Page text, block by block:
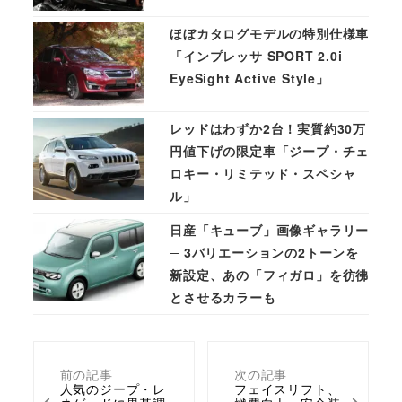
前の記事
人気のジープ・レ
次の記事
フェイスリフト、
ほぼカタログモデルの特別仕様車
「インプレッサ SPORT 2.0i
EyeSight Active Style」
レッドはわずか2台！実質約30万
円値下げの限定車「ジープ・チェ
ロキー・リミテッド・スペシャ
ル」
日産「キューブ」画像ギャラリー
─ 3バリエーションの2トーンを
新設定、あの「フィガロ」を彷彿
とさせるカラーも